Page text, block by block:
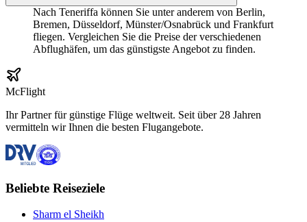
Nach Teneriffa können Sie unter anderem von Berlin,
Bremen, Düsseldorf, Münster/Osnabrück und Frankfurt
fliegen. Vergleichen Sie die Preise der verschiedenen
Abflughäfen, um das günstigste Angebot zu finden.
McFlight
Ihr Partner für günstige Flüge weltweit. Seit über 28 Jahren
vermitteln wir Ihnen die besten Flugangebote.
Beliebte Reiseziele
Sharm el Sheikh